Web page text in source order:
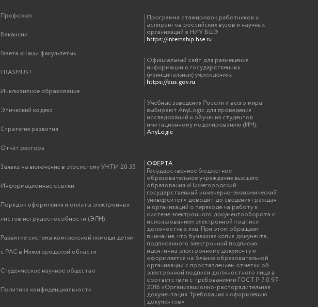
Профсоюз
Вакансии
Газета «Наши факультеты»
ERASMUS+
Инклюзивное образование
Этический кодекс
Стратегия развития
Отчёт ректора
Заявка на включение в экосистему УНТИ 20.35
Информационные ссылки
Порядок оформления и оплаты электронных
листов нетрудоспособности (ЭЛН).
Развитие системы комплексной помощи детям
с РАС в Нижегородской области
Студенческое научное общество
Политика конфиденциальности
Программа стажировок работников и
аспирантов российских вузов и научных
организаций в НИУ ВШЭ
https://internship.hse.ru
Официальный сайт для размещения
информации о государственных
(муниципальных) учреждениях
https://bus.gov.ru
Учебные заведения России и всего мира
выбирают AnyLogic для проведения
исследований и обучения студентов
имитационному моделированию (ИМ).
AnyLogic
ОФЕРТА
Государственное бюджетное
образовательное учреждение высшего
образования «Нижегородский
государственный инженерно-экономический
университет» доводит до сведения граждан
и организаций о переходе на работу в
системе электронного документооборота с
использованием электронной подписи
должностных лиц. При этом обращаем
внимание, что бумажная копия документа,
подписанного электронной подписью,
идентична электронному документу и
оформляется на бланке образовательной
организации с проставлением отметки об
электронной подписи должностного лица в
соответствии с требованиями ГОСТ Р 7.0.97-
2016 «Организационно-распорядительная
документация. Требования к оформлению
документов»